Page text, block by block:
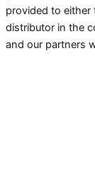
provided to either
distributor in the
and our partners